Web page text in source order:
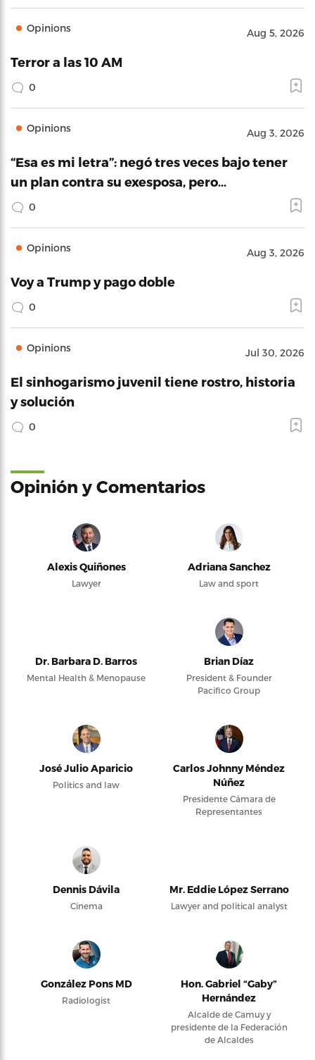
Opinions Aug 5, 2026
Terror a las 10 AM
0
Opinions Aug 3, 2026
“Esa es mi letra”: negó tres veces bajo tener
un plan contra su exesposa, pero…
0
Opinions Aug 3, 2026
Voy a Trump y pago doble
0
Opinions Jul 30, 2026
El sinhogarismo juvenil tiene rostro, historia
y solución
0
Opinión y Comentarios
Alexis Quiñones
Lawyer
Adriana Sanchez
Law and sport
Dr. Barbara D. Barros
Mental Health & Menopause
Brian Díaz
President & Founder
Pacifico Group
José Julio Aparicio
Politics and law
Carlos Johnny Méndez
Núñez
Presidente Cámara de
Representantes
Dennis Dávila
Cinema
Mr. Eddie López Serrano
Lawyer and political analyst
González Pons MD
Radiologist
Hon. Gabriel “Gaby”
Hernández
Alcalde de Camuy y
presidente de la Federación
de Alcaldes